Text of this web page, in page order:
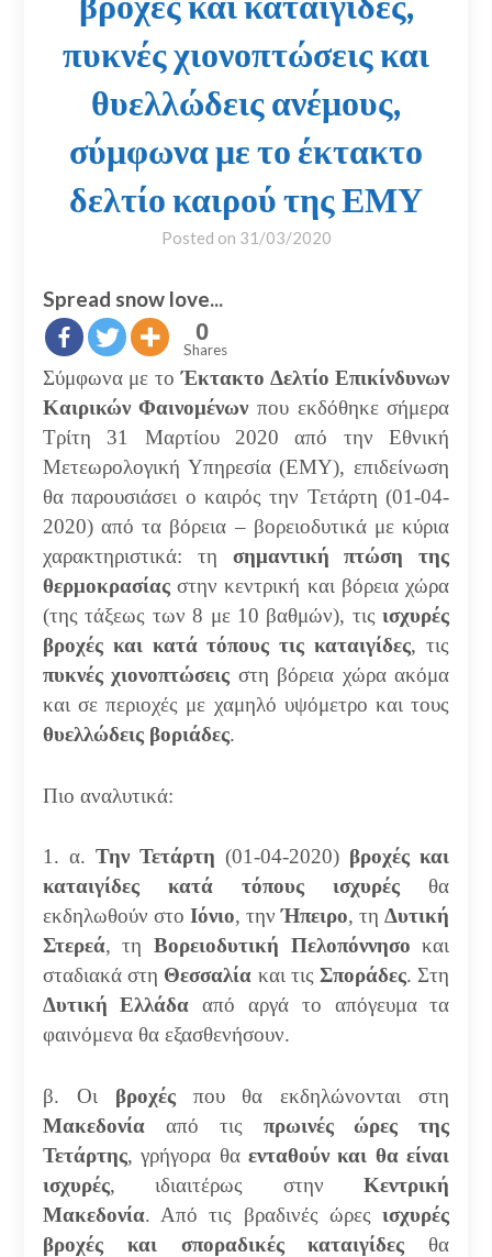
πυκνές χιονοπτώσεις και
θυελλώδεις ανέμους,
σύμφωνα με το έκτακτο
δελτίο καιρού της ΕΜΥ
Posted on 31/03/2020
Spread snow love...
0
Shares
Σύμφωνα με τοΈκτακτο Δελτίο Επικίνδυνων
Καιρικών Φαινομένων που εκδόθηκε σήμερα
Τρίτη 31 Μαρτίου 2020 από την Εθνική
Μετεωρολογική Υπηρεσία (ΕΜΥ), επιδείνωση
θα παρουσιάσει ο καιρός την Τετάρτη (01-04-
2020) από τα βόρεια – βορειοδυτικά με κύρια
χαρακτηριστικά: τη σημαντική πτώση της
θερμοκρασίαςστην κεντρική και βόρεια χώρα
(της τάξεως των 8 με 10 βαθμών), τιςισχυρές
βροχές και κατά τόπους τις καταιγίδες, τις
πυκνές χιονοπτώσεις στη βόρεια χώρα ακόμα
και σε περιοχές με χαμηλό υψόμετρο και τους
θυελλώδεις βοριάδες.
Πιο αναλυτικά:
1. α. Την Τετάρτη (01-04-2020) βροχές και
καταιγίδες
κατά τόπους ισχυρές θα
εκδηλωθούν στο Ιόνιο, τηνΉπειρο, τηΔυτική
Στερεά, τη Βορειοδυτική Πελοπόννησο και
σταδιακά στη Θεσσαλία και τιςΣποράδες. Στη
Δυτική Ελλάδα από αργά το απόγευμα τα
φαινόμενα θα εξασθενήσουν.
β. Οι βροχέςπου θα εκδηλώνονται στη
Μακεδονίααπό τις πρωινές ώρες της
Τετάρτης, γρήγορα θα ενταθούν και θα είναι
ισχυρές, ιδιαιτέρως στηνΚεντρική
Μακεδονία. Από τις βραδινές ώρεςισχυρές
βροχές και σποραδικές καταιγίδες θα